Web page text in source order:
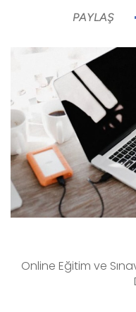
PAYLAŞ
Online Eğitim ve